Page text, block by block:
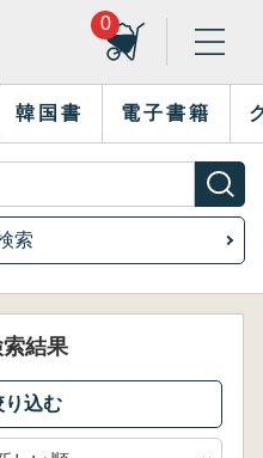
0
韓国書 電子書籍
索
結果